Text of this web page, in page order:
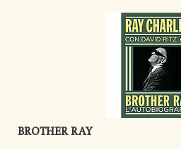
BROTHER RAY